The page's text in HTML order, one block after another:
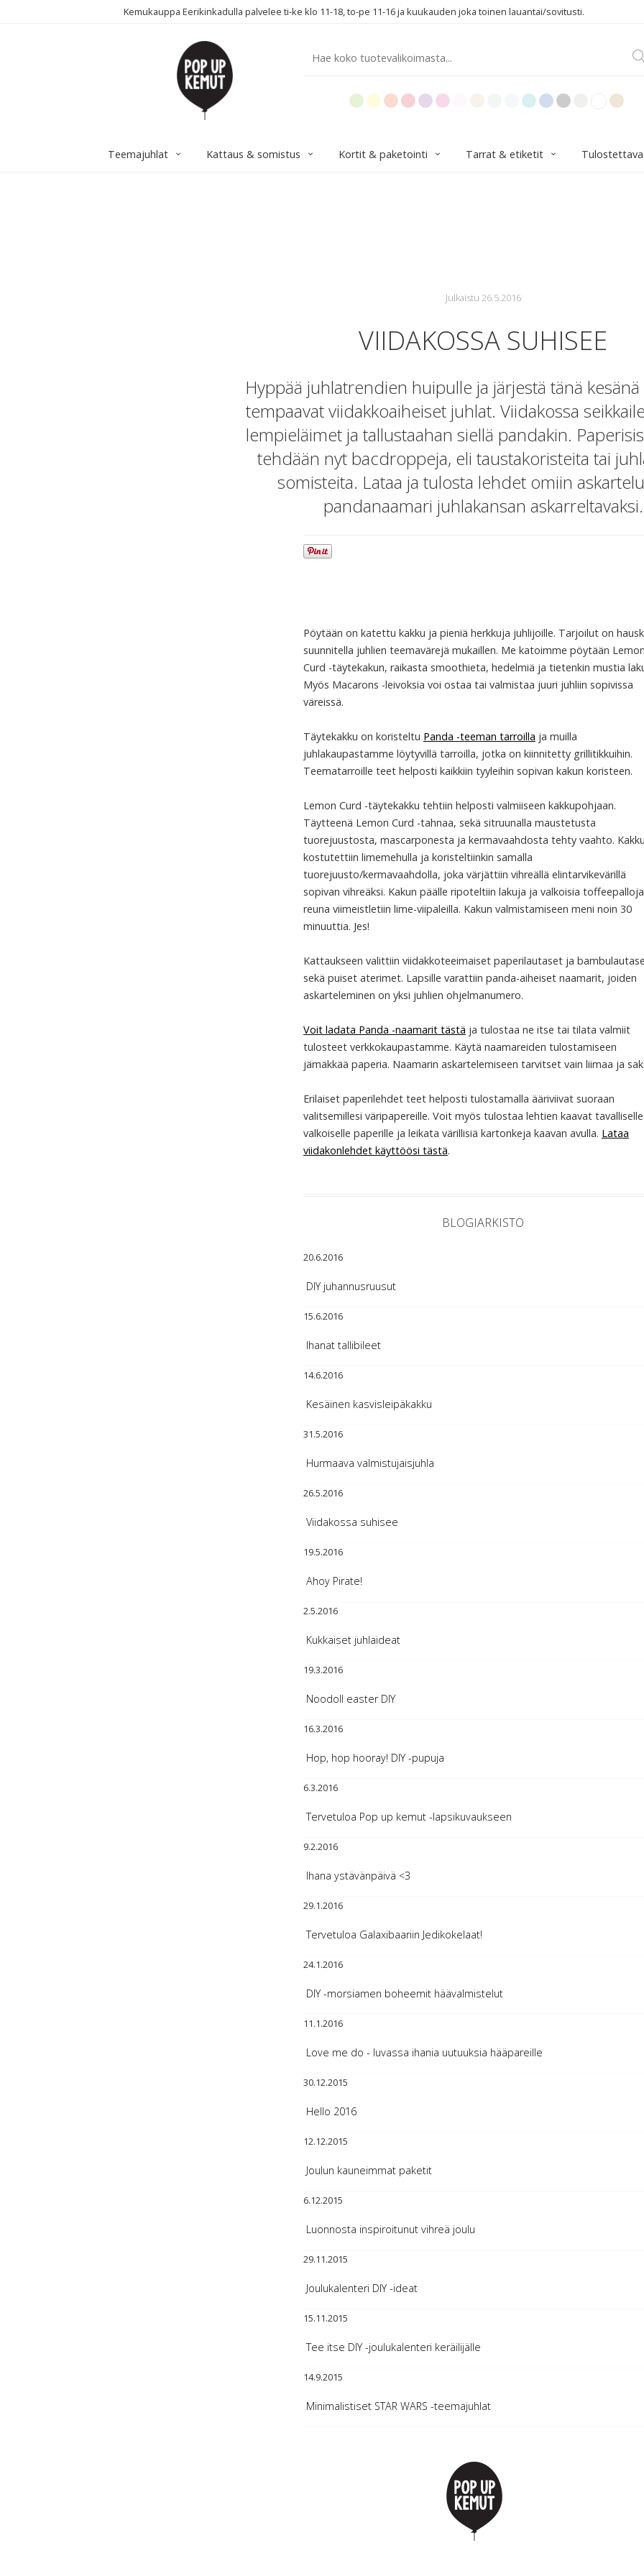
Kemukauppa Eerikinkadulla palvelee ti-ke klo 11-18, to-pe 11-16 ja kuukauden joka toinen lauantai/sovitusti.
Teemajuhlat Kattaus & somistus Kortit & paketointi Tarrat & etiketit
Julkaistu 26.5.2016
VIIDAKOSSA SUHISEE
Hyppää juhlatrendien huipulle ja järjestä tänä
tempaavat viidakkoaiheiset juhlat. Viidakossa
lempieläimet ja tallustaahan siellä pandakin.
tehdään nyt bacdroppeja, eli taustakoristeita tai
somisteita. Lataa ja tulosta lehdet omiin
pandanaamari juhlakansan askarreltavaksi.
Pöytään on katettu kakku ja pieniä herkkuja juhlijoille. Tarjoilut on
suunnitella juhlien teemavärejä mukaillen. Me katoimme pöytään
Curd -täytekakun, raikasta smoothieta, hedelmiä ja tietenkin mustia
Myös Macarons -leivoksia voi ostaa tai valmistaa juuri juhliin sopivissa
väreissä.
Täytekakku on koristeltu Panda -teeman tarroilla ja muilla
juhlakaupastamme löytyvillä tarroilla, jotka on kiinnitetty grillitikkuihin.
Teematarroille teet helposti kaikkiin tyyleihin sopivan kakun koristeen.
Lemon Curd -täytekakku tehtiin helposti valmiiseen kakkupohjaan.
Täytteenä Lemon Curd -tahnaa, sekä sitruunalla maustetusta
tuorejuustosta, mascarponesta ja kermavaahdosta tehty vaahto.
kostutettiin limemehulla ja koristeltiinkin samalla
tuorejuusto/kermavaahdolla, joka värjättiin vihreällä elintarvikevärillä
sopivan vihreäksi. Kakun päälle ripoteltiin lakuja ja valkoisia
reuna viimeistletiin lime-viipaleilla. Kakun valmistamiseen meni noin 30
minuuttia. Jes!
Kattaukseen valittiin viidakkoteeimaiset paperilautaset ja
sekä puiset aterimet. Lapsille varattiin panda-aiheiset naamarit, joiden
askarteleminen on yksi juhlien ohjelmanumero.
Voit ladata Panda -naamarit tästä ja tulostaa ne itse tai tilata valmiit
tulosteet verkkokaupastamme. Käytä naamareiden tulostamiseen
jämäkkää paperia. Naamarin askartelemiseen tarvitset vain liimaa ja
Erilaiset paperilehdet teet helposti tulostamalla ääriviivat suoraan
valitsemillesi väripapereille. Voit myös tulostaa lehtien kaavat tavalliselle
valkoiselle paperille ja leikata värillisiä kartonkeja kaavan avulla. Lataa
viidakonlehdet käyttöösi tästä.
BLOGIARKISTO
20.6.2016
DIY juhannusruusut
15.6.2016
Ihanat tallibileet
14.6.2016
Kesäinen kasvisleipäkakku
31.5.2016
Hurmaava valmistujaisjuhla
26.5.2016
Viidakossa suhisee
19.5.2016
Ahoy Pirate!
2.5.2016
Kukkaiset juhlaideat
19.3.2016
Noodoll easter DIY
16.3.2016
Hop, hop hooray! DIY -pupuja
6.3.2016
Tervetuloa Pop up kemut -lapsikuvaukseen
9.2.2016
Ihana ystävänpäivä <3
29.1.2016
Tervetuloa Galaxibaariin Jedikokelaat!
24.1.2016
DIY -morsiamen boheemit häävalmistelut
11.1.2016
Love me do - luvassa ihania uutuuksia hääpareille
30.12.2015
Hello 2016
12.12.2015
Joulun kauneimmat paketit
6.12.2015
Luonnosta inspiroitunut vihreä joulu
29.11.2015
Joulukalenteri DIY -ideat
15.11.2015
Tee itse DIY -joulukalenteri keräilijälle
14.9.2015
Minimalistiset STAR WARS -teemajuhlat